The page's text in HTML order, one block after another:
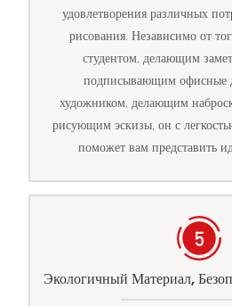
удовлетворения различных
рисования. Независимо от
студентом, делающим
подписывающим офисные
художником, делающим
рисующим эскизы, он с
поможет вам представить
Экологичный Материал,